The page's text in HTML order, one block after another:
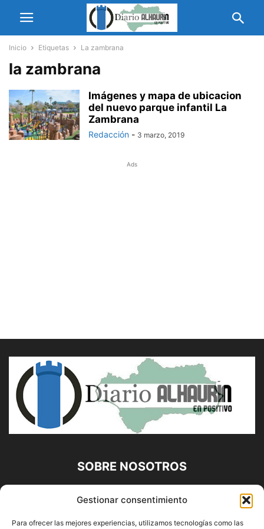
Gestionar consentimiento
Para ofrecer las mejores experiencias, utilizamos tecnologías como las
Inicio Etiquetas La zambrana
la zambrana
Imágenes y mapa de ubicacion
del nuevo parque infantil La
Zambrana
Redacción - 3 marzo, 2019
Ads
SOBRE NOSOTROS
Diario Alhaurín (www.alhaurindelatorre.com) Propiedad de
Francisco E. López López | 639 95 71 95 | Noticias de
Alhaurín de la Torre, Málaga y Provincia|